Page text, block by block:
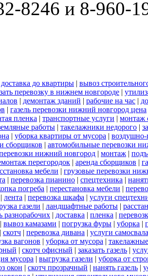
8246 и 8-960-
доставка до квартиры | вывоз
перевозку в нижнем новгороде |
| демонтаж зданий | рабочие на час |
| газель перевозки нижний новгород цена
пленка | транспортные услуги | монтаж
работы | такелажники недорого |
| уборка квартиры от мусора | воздушно-
сборщиков | автомобильные перевозки
нижний новгород | монтаж |
перегородок | аренда сборщиков |
мебели | грузовые перевозки
| перевозка пианино | спецтехника |
погреба | перестановка мебели |
| лента | перевозка шкафа | услуги
газели | ландшафтные работы |
разнорабочих | доставка | пленка |
| вывоз камазами | погрузка фуры | уборка |
| скотч | перевозка дивана | услуги самосвала
вагонов | уборка от мусора |
| скотч офисный | заказать газель |
мусора | выгрузка газели | уборка от
окон | скотч прозрачный | нанять газель |